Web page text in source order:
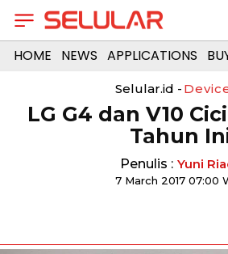
HOME NEWS APPLICATIONS
Selular.id -
LG G4 dan V10
Tahun
Penulis : Yuni
7 March 2017 07:00